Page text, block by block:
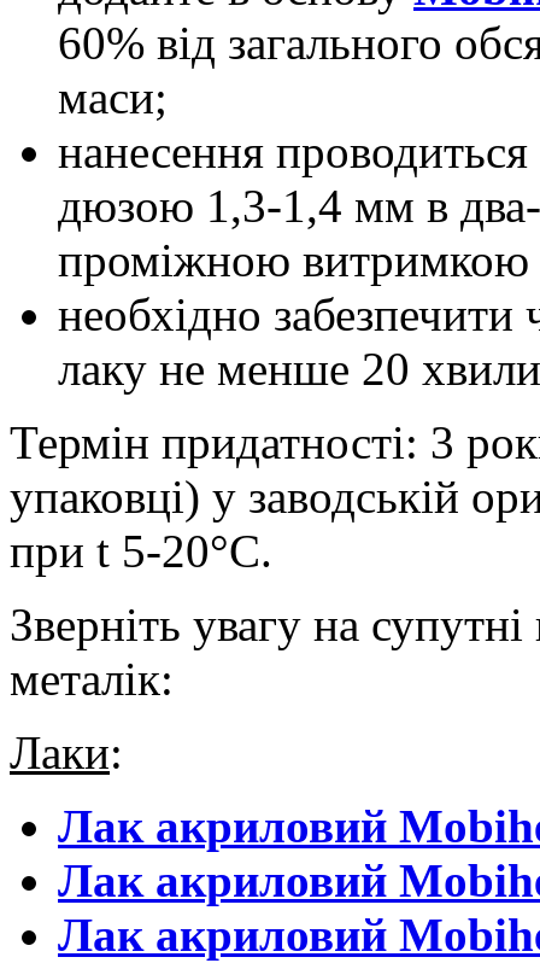
60% від загального
маси;
нанесення проводиться
дюзою 1,3-1,4 мм в
проміжною
необхідно
лаку не менше 20
Термін придатності: 3
упаковці) у заводській
при t 5-20°С.
Зверніть увагу на
металік:
Лаки:
Лак акриловий
Лак акриловий
Лак акриловий